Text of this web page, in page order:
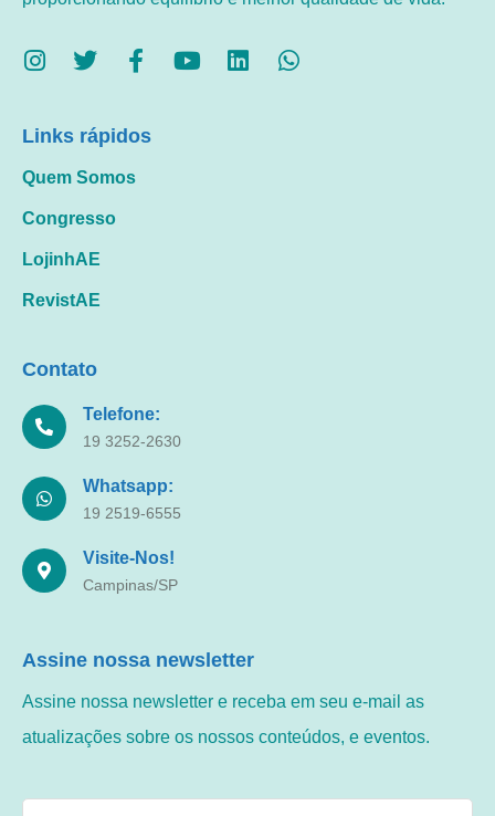
Links rápidos
Quem Somos
Congresso
LojinhAE
RevistAE
Contato
Telefone:
19 3252-2630
Whatsapp:
19 2519-6555
Visite-Nos!
Campinas/SP
Assine nossa newsletter
Assine nossa newsletter e receba em seu e-mail as
atualizações sobre os nossos conteúdos, e eventos.